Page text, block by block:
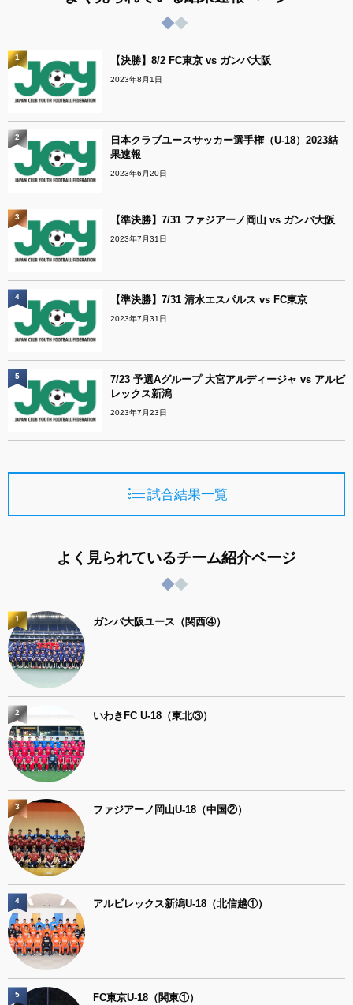
【決勝】8/2 FC東京 vs ガンバ大阪
2023年8月1日
1
日本クラブユースサッカー選手権（U-18）2023結
果速報
2023年6月20日
2
【準決勝】7/31 ファジアーノ岡山 vs ガンバ大阪
2023年7月31日
3
【準決勝】7/31 清水エスパルス vs FC東京
2023年7月31日
4
7/23 予選Aグループ 大宮アルディージャ vs アルビ
レックス新潟
2023年7月23日
5
試合結果一覧
よく見られているチーム紹介ページ
ガンバ大阪ユース（関西④）
1
いわきFC U-18（東北③）
2
ファジアーノ岡山U-18（中国②）
3
アルビレックス新潟U-18（北信越①）
4
FC東京U-18（関東①）
5